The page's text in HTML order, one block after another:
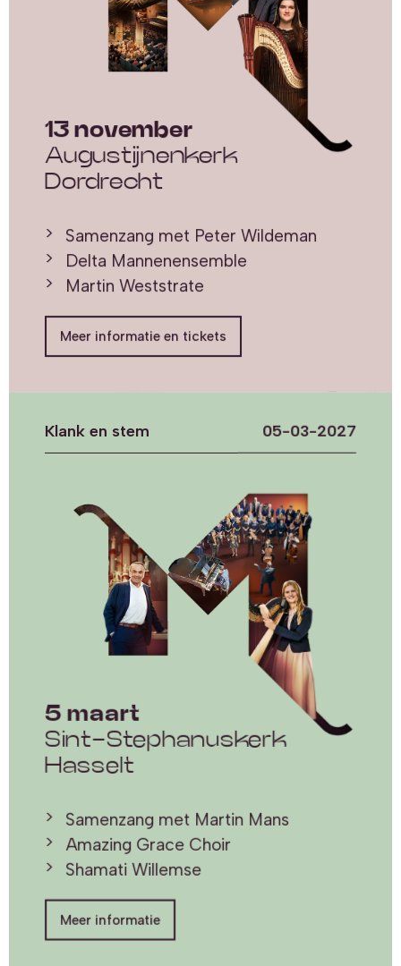
13 november
Augustijnenkerk
Dordrecht
Samenzang met Peter Wildeman
Delta Mannenensemble
Martin Weststrate
Meer informatie en tickets
Klank en stem 05-03-2027
5 maart
Sint-Stephanuskerk
Hasselt
Samenzang met Martin Mans
Amazing Grace Choir
Shamati Willemse
Meer informatie